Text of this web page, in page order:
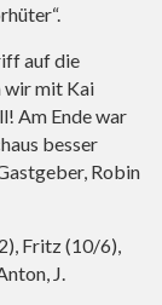
auf die
wir mit Kai
Am Ende war
besser
Robin
Fritz (10/6),
J.